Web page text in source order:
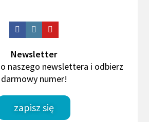
Newsletter
naszego newslettera i odbierz
darmowy numer!
zapisz się